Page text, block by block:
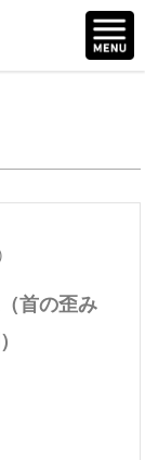
首の歪み